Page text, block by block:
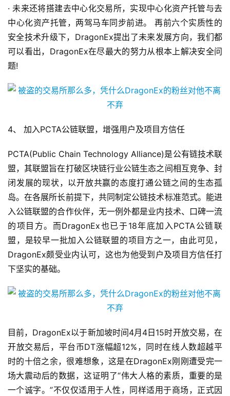
· 未来还将搭建去中心化交易所，实现中心化资产托管与去
中心化资产托管，两驾马车同步前进。 再前六个实质性的
安全技术升级下，DragonEx提出了未来发展方向，我们都
可以看出，DragonEx在尽最大的努力从根本上解决安全问
题!
4、 加入PCTA公链联盟，增强用户及项目方信任
PCTA(Public Chain Technology Alliance)是公有链技术联
盟，其联盟旨在打破区块链行业公链生态之间相互竞争、封
闭发展的现状，以开放共赢的态度打通公链之间的生态孤
岛。在各展所长前提下，共同制定公链技术标准范式。能进
入公链联盟的合作伙伴，无一例外都是业内技术、口碑一流
的项目方。而DragonEx也已于18年底加入PCTA公链联
盟，是较早一批加入公链联盟的项目方之一，由此可见，
DragonEx颇受业内认可，这也为他受到户及项目方信任打
下坚实的基础。
目前，DragonEx以于新加坡时间4月4日15时开放交易，在
开放交易后，平台币DT涨幅超12%，同时在线人数超越平
时的十倍之余，很难想象，这是在DragonEx刚刚遭受完一
场大震动后的数据，这证明了“伟大人格的素质，重要的是
一个诚字。”不仅仅适用于人性，同样适用于商场，正式因